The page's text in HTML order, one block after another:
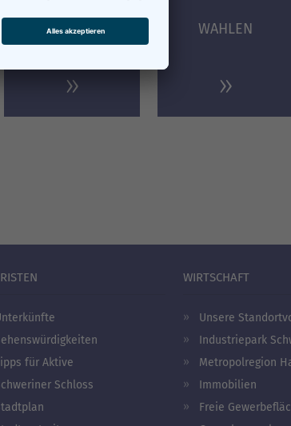
OBERBÜRGERMEISTER WAHLEN
für Aktive
Schloss
WIRTSCHAFT
Unsere
Industriepark
Metropolregion
Immobilien
Freie